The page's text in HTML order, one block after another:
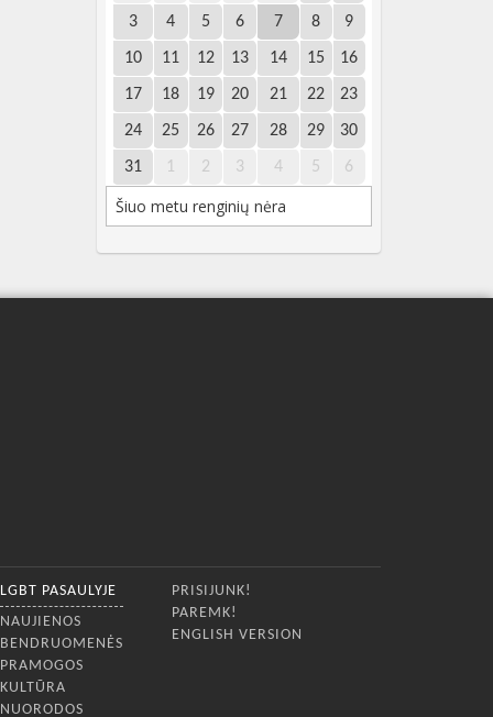
3 4 5 6 7 8 9
10 11 12 13 14 15 16
17 18 19 20 21 22 23
24 25 26 27 28 29 30
31 1 2 3 4 5 6
Šiuo metu renginių nėra
LGBT PASAULYJE
NAUJIENOS
BENDRUOMENĖS
PRAMOGOS
KULTŪRA
NUORODOS
PRISIJUNK!
PAREMK!
ENGLISH VERSION